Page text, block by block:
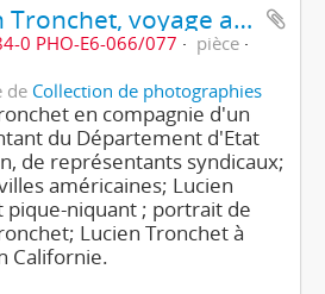
[Lucien Tronchet, voyage aux Etats-Unis]
0 PHO-E6-066/077
pièce
de Collection de photographies
en compagnie d'un
du Département d'Etat
de représentants syndicaux;
américaines; Lucien
pique-niquant ; portrait de
Lucien Tronchet à
Californie.